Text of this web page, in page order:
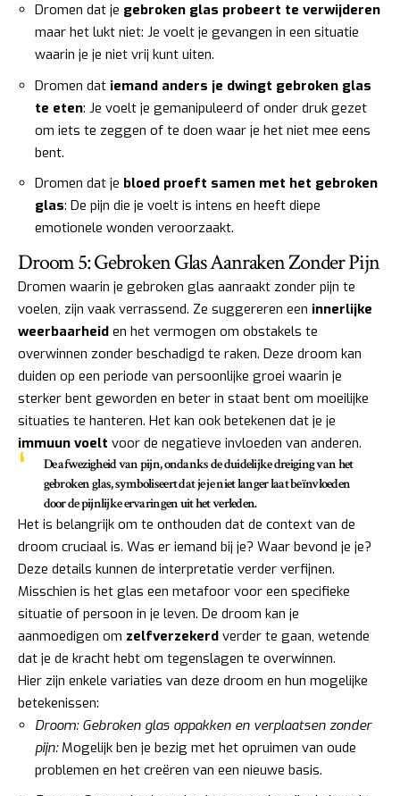
Dromen dat je gebroken glas probeert te verwijderen
maar het lukt niet: Je voelt je gevangen in een situatie
waarin je je niet vrij kunt uiten.
Dromen dat iemand anders je dwingt gebroken glas
te eten: Je voelt je gemanipuleerd of onder druk gezet
om iets te zeggen of te doen waar je het niet mee eens
bent.
Dromen dat je bloed proeft samen met het gebroken
glas: De pijn die je voelt is intens en heeft diepe
emotionele wonden veroorzaakt.
Droom 5: Gebroken Glas Aanraken Zonder Pijn
Dromen waarin je gebroken glas aanraakt zonder pijn te
voelen, zijn vaak verrassend. Ze suggereren een innerlijke
weerbaarheid en het vermogen om obstakels te
overwinnen zonder beschadigd te raken. Deze droom kan
duiden op een periode van persoonlijke groei waarin je
sterker bent geworden en beter in staat bent om moeilijke
situaties te hanteren. Het kan ook betekenen dat je je
immuun voelt voor de negatieve invloeden van anderen.
De afwezigheid van pijn, ondanks de duidelijke dreiging van het
gebroken glas, symboliseert dat je je niet langer laat beïnvloeden
door de pijnlijke ervaringen uit het verleden.
Het is belangrijk om te onthouden dat de context van de
droom cruciaal is. Was er iemand bij je? Waar bevond je je?
Deze details kunnen de interpretatie verder verfijnen.
Misschien is het glas een metafoor voor een specifieke
situatie of persoon in je leven. De droom kan je
aanmoedigen om zelfverzekerd verder te gaan, wetende
dat je de kracht hebt om tegenslagen te overwinnen.
Hier zijn enkele variaties van deze droom en hun mogelijke
betekenissen:
Droom: Gebroken glas oppakken en verplaatsen zonder
pijn:Mogelijk ben je bezig met het opruimen van oude
problemen en het creëren van een nieuwe basis.